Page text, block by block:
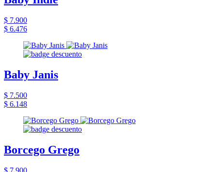
$ 7.900
$ 6.476
Baby Janis
$ 7.500
$ 6.148
Borcego Grego
$ 7.900